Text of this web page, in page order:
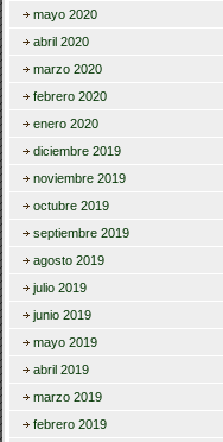
mayo 2020
abril 2020
marzo 2020
febrero 2020
enero 2020
diciembre 2019
noviembre 2019
octubre 2019
septiembre 2019
agosto 2019
julio 2019
junio 2019
mayo 2019
abril 2019
marzo 2019
febrero 2019